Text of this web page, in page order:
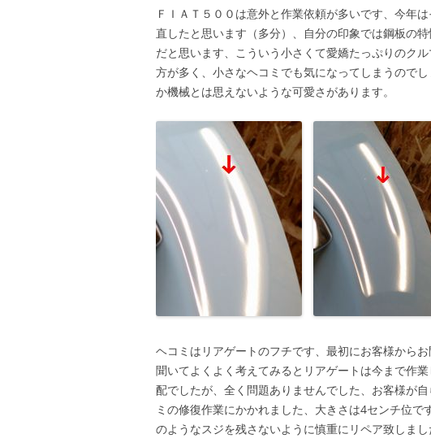
ＦＩＡＴ５００は意外と作業依頼が多いです、今年
直したと思います（多分）、自分の印象では鋼板の
だと思います、こういう小さくて愛嬌たっぷりのク
方が多く、小さなヘコミでも気になってしまうので
か機械とは思えないような可愛さがあります。
ヘコミはリアゲートのフチです、最初にお客様から
聞いてよくよく考えてみるとリアゲートは今まで作
配でしたが、全く問題ありませんでした、お客様が
ミの修復作業にかかれました、大きさは4センチ位
のようなスジを残さないように慎重にリペア致しまし